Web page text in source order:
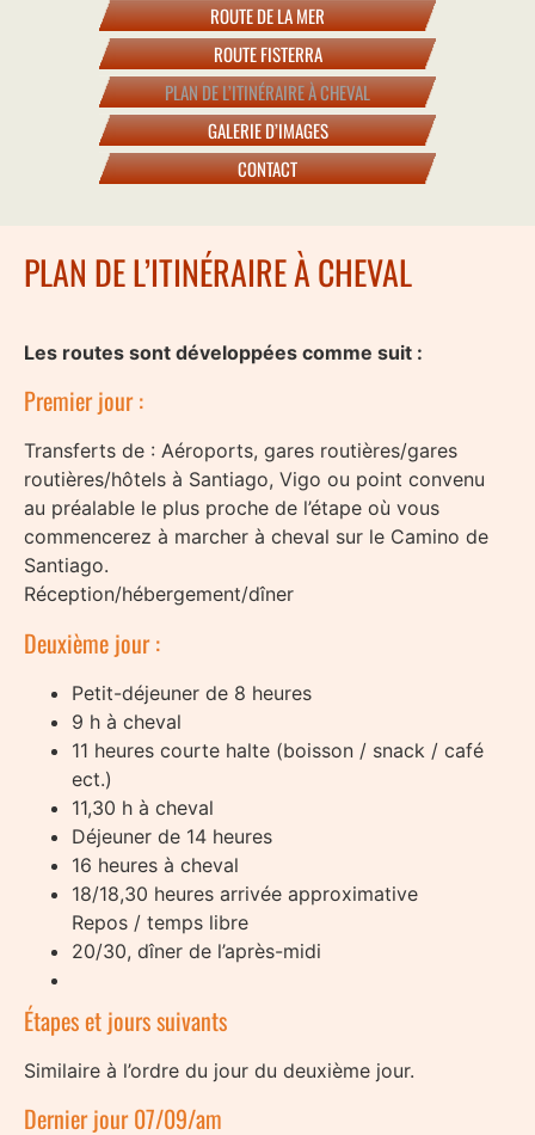
ROUTE DE LA MER
ROUTE FISTERRA
PLAN DE L’ITINÉRAIRE À CHEVAL
GALERIE D’IMAGES
CONTACT
PLAN DE L’ITINÉRAIRE À CHEVAL
Les routes sont développées comme suit :
Premier jour :
Transferts de : Aéroports, gares routières/gares
routières/hôtels à Santiago, Vigo ou point convenu
au préalable le plus proche de l’étape où vous
commencerez à marcher à cheval sur le Camino de
Santiago.
Réception/hébergement/dîner
Deuxième jour :
Petit-déjeuner de 8 heures
9 h à cheval
11 heures courte halte (boisson / snack / café
ect.)
11,30 h à cheval
Déjeuner de 14 heures
16 heures à cheval
18/18,30 heures arrivée approximative
Repos / temps libre
20/30, dîner de l’après-midi
Étapes et jours suivants
Similaire à l’ordre du jour du deuxième jour.
Dernier jour 07/09/am